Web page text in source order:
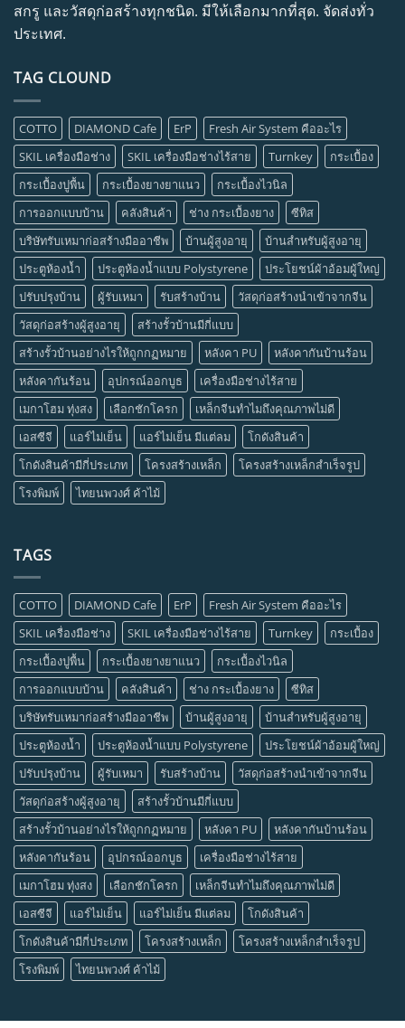
สกรู และวัสดุก่อสร้างทุกชนิด. มีให้เลือกมากที่สุด. จัดส่งทั่ว
ประเทศ.
TAG CLOUND
COTTO DIAMOND Cafe ErP
Fresh Air System คืออะไร
SKIL เครื่องมือช่าง
SKIL เครื่องมือช่างไร้สาย Turnkey
กระเบื้อง
กระเบื้องปูพื้น
กระเบื้องยางยาแนว
กระเบื้องไวนิล
การออกแบบบ้าน
คลังสินค้า ช่าง กระเบื้องยาง
ซีทิส
บริษัทรับเหมาก่อสร้างมืออาชีพ
บ้านผู้สูงอายุ
บ้านสำหรับผู้สูงอายุ
ประตูห้องน้ำ
ประตูห้องน้ำแบบ Polystyrene
ประโยชน์ผ้าอ้อมผู้ใหญ่
ปรับปรุงบ้าน
ผู้รับเหมา รับสร้างบ้าน
วัสดุก่อสร้างนำเข้าจากจีน
วัสดุก่อสร้างผู้สูงอายุ
สร้างรั้วบ้านมีกี่แบบ
สร้างรั้วบ้านอย่างไรให้ถูกกฏหมาย
หลังคา PU
หลังคากันบ้านร้อน
หลังคากันร้อน
อุปกรณ์ออกบูธ
เครื่องมือช่างไร้สาย
เมกาโฮม ทุ่งสง
เลือกชักโครก
เหล็กจีนทำไมถึงคุณภาพไม่ดี
เอสซีจี
แอร์ไม่เย็น แอร์ไม่เย็น มีแต่ลม
โกดังสินค้า
โกดังสินค้ามีกี่ประเภท
โครงสร้างเหล็ก
โครงสร้างเหล็กสำเร็จรูป
โรงพิมพ์
ไทยนพวงศ์ ค้าไม้
TAGS
COTTO DIAMOND Cafe ErP
Fresh Air System คืออะไร
SKIL เครื่องมือช่าง
SKIL เครื่องมือช่างไร้สาย Turnkey
กระเบื้อง
กระเบื้องปูพื้น
กระเบื้องยางยาแนว
กระเบื้องไวนิล
การออกแบบบ้าน
คลังสินค้า ช่าง กระเบื้องยาง
ซีทิส
บริษัทรับเหมาก่อสร้างมืออาชีพ
บ้านผู้สูงอายุ
บ้านสำหรับผู้สูงอายุ
ประตูห้องน้ำ
ประตูห้องน้ำแบบ Polystyrene
ประโยชน์ผ้าอ้อมผู้ใหญ่
ปรับปรุงบ้าน
ผู้รับเหมา รับสร้างบ้าน
วัสดุก่อสร้างนำเข้าจากจีน
วัสดุก่อสร้างผู้สูงอายุ
สร้างรั้วบ้านมีกี่แบบ
สร้างรั้วบ้านอย่างไรให้ถูกกฏหมาย
หลังคา PU
หลังคากันบ้านร้อน
หลังคากันร้อน
อุปกรณ์ออกบูธ
เครื่องมือช่างไร้สาย
เมกาโฮม ทุ่งสง
เลือกชักโครก
เหล็กจีนทำไมถึงคุณภาพไม่ดี
เอสซีจี
แอร์ไม่เย็น แอร์ไม่เย็น มีแต่ลม
โกดังสินค้า
โกดังสินค้ามีกี่ประเภท
โครงสร้างเหล็ก
โครงสร้างเหล็กสำเร็จรูป
โรงพิมพ์
ไทยนพวงศ์ ค้าไม้